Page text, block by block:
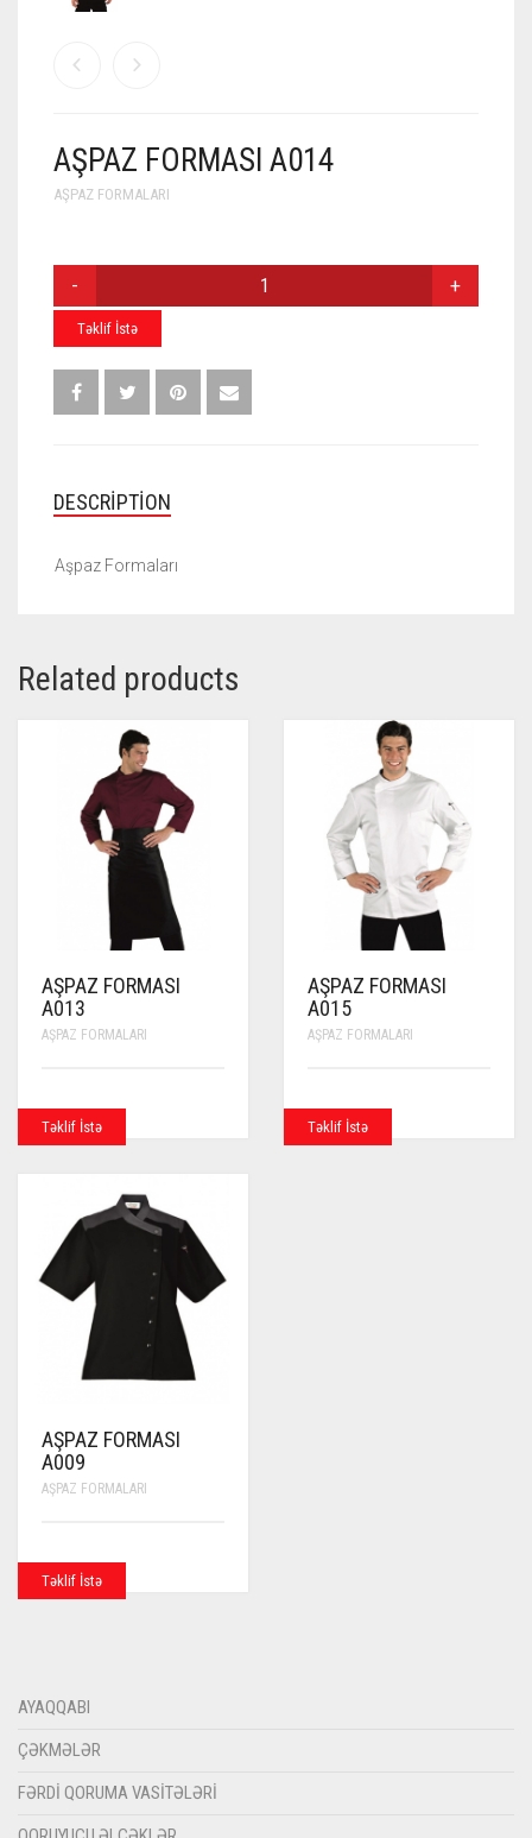
AŞPAZ FORMASI A014
AŞPAZ FORMALARI
QUANTITY
Təklif İstə
DESCRIPTION
Aşpaz Formaları
Related products
AŞPAZ FORMASI
A013
AŞPAZ FORMALARI
Təklif İstə
AŞPAZ FORMASI
A015
AŞPAZ FORMALARI
Təklif İstə
AŞPAZ FORMASI
A009
AŞPAZ FORMALARI
Təklif İstə
AYAQQABI
ÇƏKMƏLƏR
FƏRDI QORUMA VASITƏLƏRI